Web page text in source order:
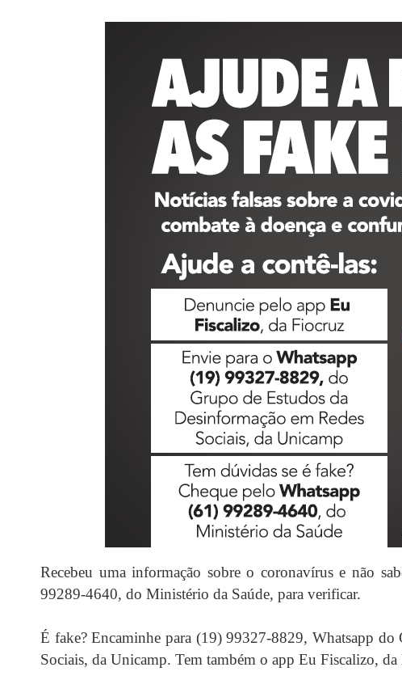
Recebeu uma informação sobre o coronavírus e não
99289-4640, do Ministério da Saúde, para verificar.
É fake? Encaminhe para (19) 99327-8829, Whatsapp do
Sociais, da Unicamp. Tem também o app Eu Fiscalizo,